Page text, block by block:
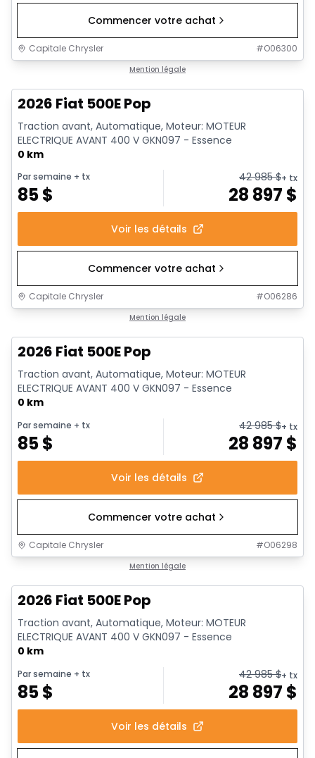
Commencer votre achat
Capitale Chrysler #O06300
Mention légale
2026 Fiat 500E Pop
Traction avant, Automatique, Moteur: MOTEUR
ELECTRIQUE AVANT 400 V GKN097 - Essence
0 km
Par semaine + tx
85$
42 985$+ tx
28 897 $
Voir les détails
Commencer votre achat
Capitale Chrysler #O06286
Mention légale
2026 Fiat 500E Pop
Traction avant, Automatique, Moteur: MOTEUR
ELECTRIQUE AVANT 400 V GKN097 - Essence
0 km
Par semaine + tx
85$
42 985$+ tx
28 897 $
Voir les détails
Commencer votre achat
Capitale Chrysler #O06298
Mention légale
2026 Fiat 500E Pop
Traction avant, Automatique, Moteur: MOTEUR
ELECTRIQUE AVANT 400 V GKN097 - Essence
0 km
Par semaine + tx
85$
42 985$+ tx
28 897 $
Voir les détails